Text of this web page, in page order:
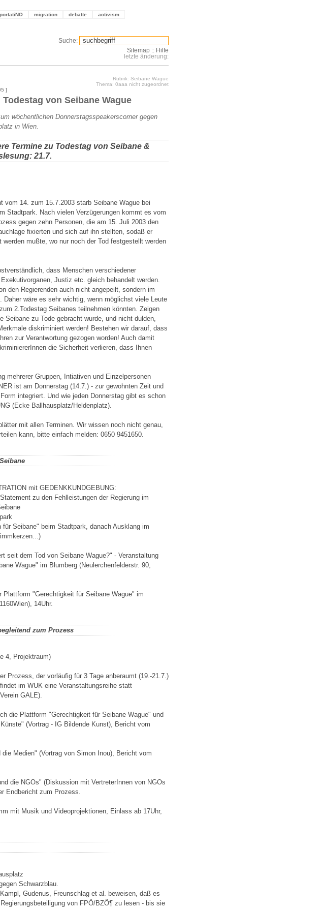
migration debatte activism
Suche:
Sitemap :: Hilfe
letzte änderung:
Rubrik: Seibane Wague
Thema: 0aaa nicht zugeordnet
]
von Seibane Wague
wöchentlichen Donnerstagsspeakerscorner gegen
in Wien.
Termine zu Todestag von Seibane &
21.7.
vom 14. zum 15.7.2003 starb Seibane Wague bei
Stadtpark. Nach vielen Verzügerungen kommt es vom
gegen zehn Personen, die am 15. Juli 2003 den
fixierten und sich auf ihn stellten, sodaß er
werden mußte, wo nur noch der Tod festgestellt werden
dass Menschen verschiedener
Justiz etc. gleich behandelt werden.
den Regierenden auch nicht angepeilt, sondern im
Daher wäre es sehr wichtig, wenn möglichst viele Leute
2.Todestag Seibanes teilnehmen könnten. Zeigen
Seibane zu Tode gebracht wurde, und nicht dulden,
diskriminiert werden! Bestehen wir darauf, dass
zur Verantwortung gezogen worden! Auch damit
die Sicherheit verlieren, dass Ihnen
mehrerer Gruppen, Intiativen und Einzelpersonen
ist am Donnerstag (14.7.) - zur gewohnten Zeit und
integriert. Und wie jeden Donnerstag gibt es schon
(Ecke Ballhausplatz/Heldenplatz).
mit allen Terminen. Wir wissen noch nicht genau,
kann, bitte einfach melden: 0650 9451650.
mit GEDENKKUNDGEBUNG:
zu den Fehlleistungen der Regierung im
für Seibane" beim Stadtpark, danach Ausklang im
seit dem Tod von Seibane Wague?" - Veranstaltung
Wague" im Blumberg (Neulerchenfelderstr. 90,
Plattform "Gerechtigkeit für Seibane Wague" im
14Uhr.
zum Prozess
4, Projektraum)
Prozess, der vorläufig für 3 Tage anberaumt (19.-21.7.)
im WUK eine Veranstaltungsreihe statt
GALE).
die Plattform "Gerechtigkeit für Seibane Wague" und
(Vortrag - IG Bildende Kunst), Bericht vom
die Medien" (Vortrag von Simon Inou), Bericht vom
die NGOs" (Diskussion mit VertreterInnen von NGOs
Endbericht zum Prozess.
mit Musik und Videoprojektionen, Einlass ab 17Uhr,
Schwarzblau.
Gudenus, Freunschlag et al. beweisen, daß es
von FPÖ/BZÖ¶ zu lesen - bis sie